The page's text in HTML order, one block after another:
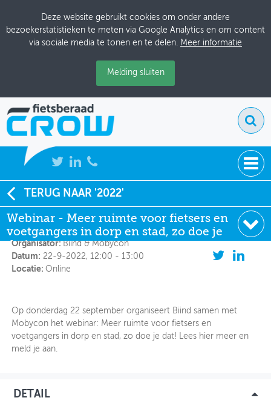
Deze website gebruikt cookies om onder andere
bezoekerstatistieken te meten via Google Analytics en om content
via sociale media te tonen en te delen. Meer informatie
Melding sluiten
NIEUWS
BIJEENKOMSTEN
KENNISBANK
ADRESSENBOEK
THEMASITES
MIJN PROFIEL
TERUG NAAR '2022'
Webinar - Meer ruimte voor fietsers en
voetgangers in dorp en stad, zo doe je
dat!
Webinar - Meer ruimte voor fietsers en voetgangers
in dorp en stad, zo doe je dat!
Organisator:Biind & Mobycon
Datum: 22-9-2022, 12:00 - 13:00
Locatie: Online
Op donderdag 22 september organiseert Biind samen met
Mobycon het webinar: Meer ruimte voor fietsers en
voetgangers in dorp en stad, zo doe je dat! Lees hier meer en
meld je aan.
DETAIL